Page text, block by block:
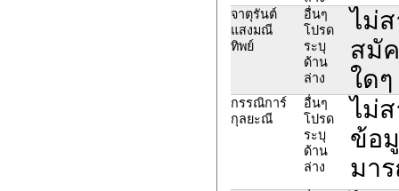
จาตุรันต์
แสงมณี
ทิพย์
อื่นๆ
โปรด
ระบุ
ด้าน
ล่าง
ไม่
สมั
ใด
กรรณิการ์
กุลยะณี
อื่นๆ
โปรด
ระบุ
ด้าน
ล่าง
ไม่
ข้อ
มา